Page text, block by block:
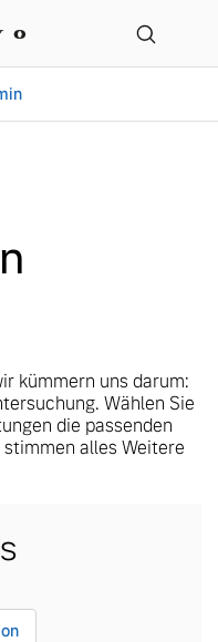
kümmern uns darum:
Wählen Sie
die passenden
alles Weitere